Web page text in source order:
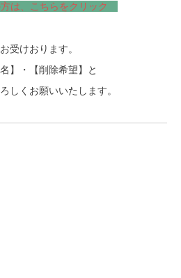
は、こちらをクリック
受けおります。
】・【削除希望】と
しくお願いいたします。